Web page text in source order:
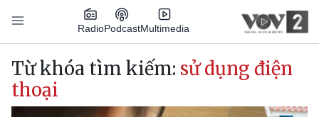
Nhảy đến nội dung
RadioPodcastMultimedia
Main navigation
Từ khóa tìm kiếm: sử dụng điện
thoại